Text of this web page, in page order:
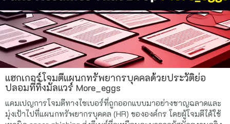
แฮกเกอร์โจมตีแผนกทรัพยากรบุคคลด้วยประวัติย่อ
ปลอมที่ทิ้งมัลแวร์ More_eggs
แคมเปญการโจมตีทางไซเบอร์ที่ถูกออกแบบมาอย่างชาญฉลาดและ
มุ่งเป้าไปที่แผนกทรัพยากรบุคคล (HR) ขององค์กร โดยผู้โจมตีได้ใช้